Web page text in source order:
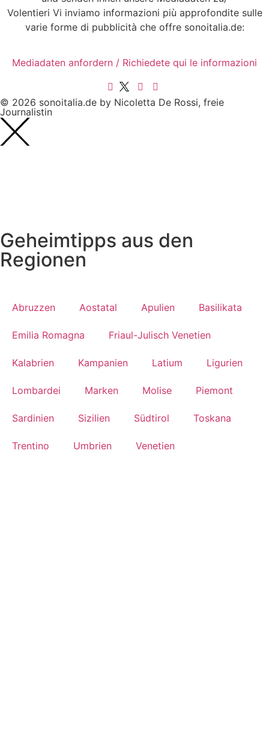
Volentieri Vi inviamo informazioni più approfondite sulle
varie forme di pubblicità che offre sonoitalia.de:
Mediadaten anfordern / Richiedete qui le informazioni
© 2026 sonoitalia.de by Nicoletta De Rossi, freie
Journalistin
Geheimtipps aus den
Regionen
Abruzzen Aostatal Apulien Basilikata
Emilia Romagna Friaul-Julisch Venetien
Kalabrien Kampanien Latium Ligurien
Lombardei Marken Molise Piemont
Sardinien Sizilien Südtirol Toskana
Trentino Umbrien Venetien